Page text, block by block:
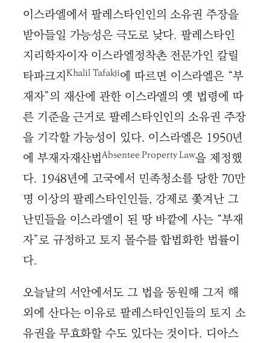
이스라엘에서 팔레스타인인의 소유권 주장을
받아들일 가능성은 극도로 낮다. 팔레스타인
지리학자이자 이스라엘정착촌 전문가인 칼릴
타파크지Khalil Tafakji에 따르면 이스라엘은 “부
재자”의 재산에 관한 이스라엘의 옛 법령에 따
른 기준을 근거로 팔레스타인인의 소유권 주장
을 기각할 가능성이 있다. 이스라엘은 1950년
에 부재자재산법Absentee Property Law을 제정했
다. 1948년에 고국에서 민족청소를 당한 70만
명 이상의 팔레스타인인들, 강제로 쫓겨난 그
난민들을 이스라엘이 된 땅 바깥에 사는 “부재
자”로 규정하고 토지 몰수를 합법화한 법률이
다.
오늘날의 서안에서도 그 법을 동원해 그저 해
외에 산다는 이유로 팔레스타인인들의 토지 소
유권을 무효화할 수도 있다는 것이다. 디아스